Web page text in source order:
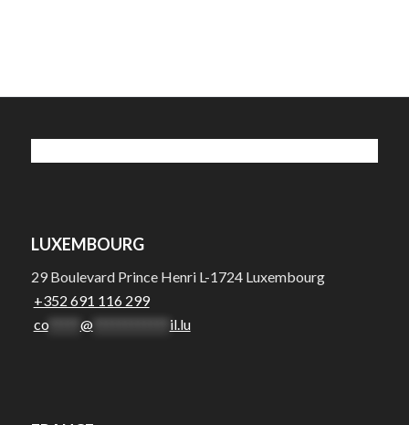
LUXEMBOURG
29 Boulevard Prince Henri L-1724 Luxembourg
+352 691 116 299
co***** @************ il.lu